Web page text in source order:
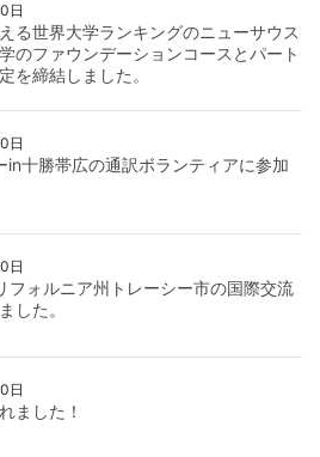
日
る世界大学ランキングのニューサウス
のファウンデーションコースとパート
を締結しました。
日
in十勝帯広の通訳ボランティアに参加
日
フォルニア州トレーシー市の国際交流
した。
日
ました！